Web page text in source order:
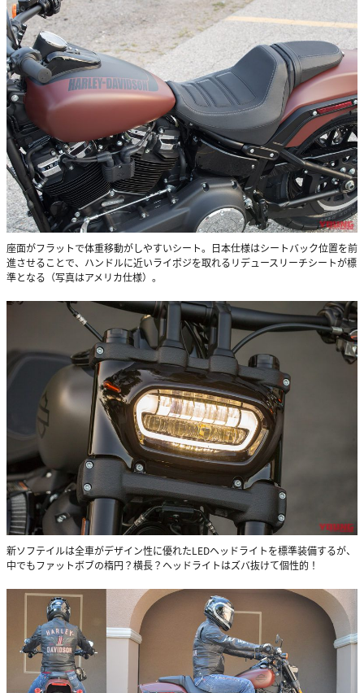
座面がフラットで体重移動がしやすいシート。日本仕様はシートバック位置を前
進させることで、ハンドルに近いライポジを取れるリデュースリーチシートが標
準となる（写真はアメリカ仕様）。
新ソフテイルは全車がデザイン性に優れたLEDヘッドライトを標準装備するが、
中でもファットボブの楕円？横長？ヘッドライトはズバ抜けて個性的！